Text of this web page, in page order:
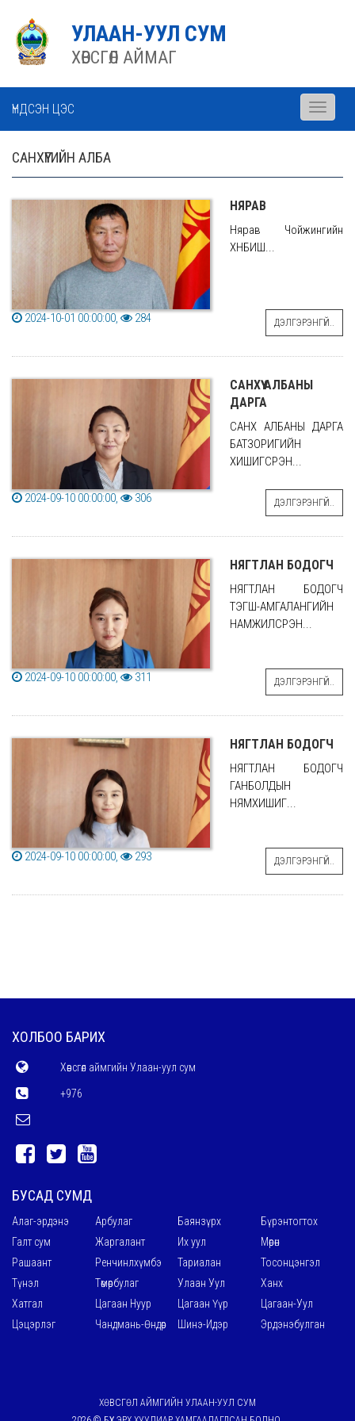
УЛААН-УУЛ СУМ
ХӨВСГӨЛ АЙМАГ
ҮНДСЭН ЦЭС
Toggle
САНХҮҮГИЙН АЛБА
НЯРАВ
Нярав Чойжингийн
ХҮНБИШ...
2024-10-01 00:00:00, 284 ДЭЛГЭРЭНГҮЙ..
САНХҮҮ АЛБАНЫ
ДАРГА
САНХҮҮ АЛБАНЫ ДАРГА
БАТЗОРИГИЙН
ХИШИГСҮРЭН...
2024-09-10 00:00:00, 306 ДЭЛГЭРЭНГҮЙ..
НЯГТЛАН БОДОГЧ
НЯГТЛАН БОДОГЧ
ТЭГШ-АМГАЛАНГИЙН
НАМЖИЛСҮРЭН...
2024-09-10 00:00:00, 311 ДЭЛГЭРЭНГҮЙ..
НЯГТЛАН БОДОГЧ
НЯГТЛАН БОДОГЧ
ГАНБОЛДЫН
НЯМХИШИГ...
2024-09-10 00:00:00, 293 ДЭЛГЭРЭНГҮЙ..
ХОЛБОО БАРИХ
Хөвсгөл аймгийн Улаан-уул сум
+976
БУСАД СУМД
Алаг-эрдэнэ Арбулаг Баянзүрх
Бүрэнтогтох
Галт сум
Жаргалант Их уул
Мөрөн
Рашаант
Ренчинлхүмбэ Тариалан
Тосонцэнгэл
Түнэл
Төмөрбулаг Улаан Уул
Ханх
Хатгал
Цагаан Нуур Цагаан Үүр
Цагаан-Уул
Цэцэрлэг
Чандмань-Өндөр Шинэ-Идэр Эрдэнэбулган
ХӨВСГӨЛ АЙМГИЙН УЛААН-УУЛ СУМ